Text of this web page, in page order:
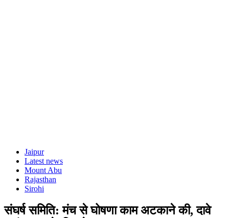
Jaipur
Latest news
Mount Abu
Rajasthan
Sirohi
संघर्ष समिति: मंच से घोषणा काम अटकाने की, दावे